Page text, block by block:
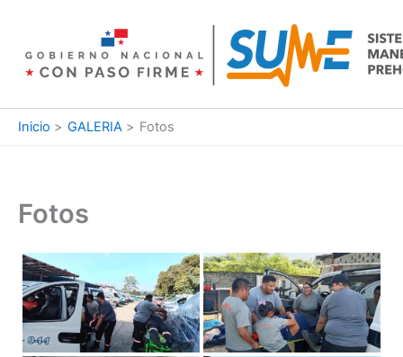
contenido
Inicio GALERIA Fotos
Fotos